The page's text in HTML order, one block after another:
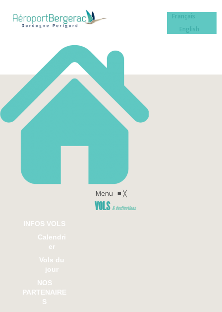
Français
English
Menu ≡╳
VOLS & destinations
INFOS VOLS
Calendri
er
Vols du
jour
NOS
PARTENAIRE
S